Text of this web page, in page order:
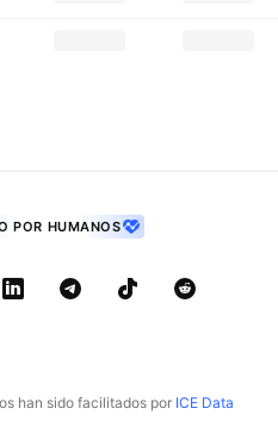
POR HUMANOS
han sido facilitados por ICE Data